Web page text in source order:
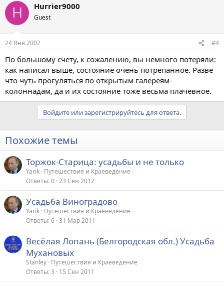
H Hurrier9000
Guest
24 Янв 2007 #4
По большому счету, к сожалению, вы немного потеряли:
как написал выше, состояние очень потрепанное. Разве
что чуть прогуляться по открытым галереям-
колоннадам, да и их состояние тоже весьма плачевное.
Войдите или зарегистрируйтесь для ответа.
Похожие темы
Торжок-Старица: усадьбы и не только
Yarik Путешествия и Краеведение
Ответы 0 23 Сен 2012
Усадьба Виноградово
Yarik Путешествия и Краеведение
Ответы 6 31 Мар 2011
Весёлая Лопань (Белгородская обл.) Усадьба
Мухановых
Stanley Путешествия и Краеведение
Ответы 3 15 Сен 2011